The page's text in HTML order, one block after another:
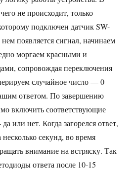
не происходит, только
подключен датчик SW-
появляется сигнал, начинаем
моргаем красными и
сопровождая переключения
случайное число — 0
ответом. По завершению
включить соответствующие
или нет. Когда загорелся ответ,
секунд, во время
внимание на встряску. Так
ответа после 10-15